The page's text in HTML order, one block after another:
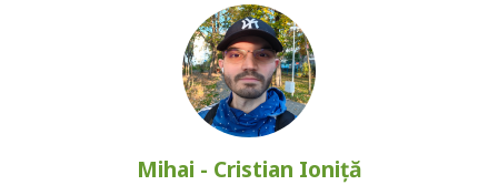
Mihai - Cristian Ioniță